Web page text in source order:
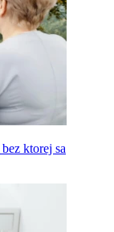
ktorej sa